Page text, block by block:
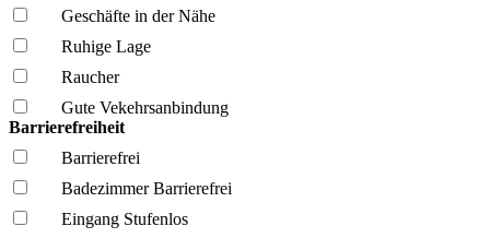
Geschäfte in der Nähe
Ruhige Lage
Raucher
Gute Vekehrsanbindung
Barrierefreiheit
Barrierefrei
Badezimmer Barrierefrei
Eingang Stufenlos